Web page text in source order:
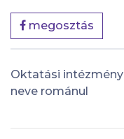
megosztás
Oktatási intézmény
neve románul